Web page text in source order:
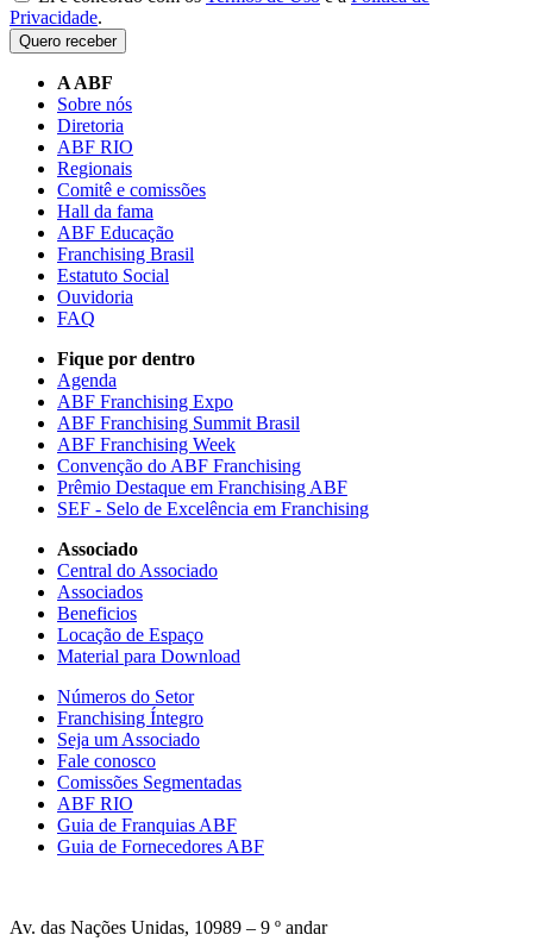
Privacidade.
Quero receber
A ABF
Sobre nós
Diretoria
ABF RIO
Regionais
Comitê e comissões
Hall da fama
ABF Educação
Franchising Brasil
Estatuto Social
Ouvidoria
FAQ
Fique por dentro
Agenda
ABF Franchising Expo
ABF Franchising Summit Brasil
ABF Franchising Week
Convenção do ABF Franchising
Prêmio Destaque em Franchising ABF
SEF - Selo de Excelência em Franchising
Associado
Central do Associado
Associados
Beneficios
Locação de Espaço
Material para Download
Números do Setor
Franchising Íntegro
Seja um Associado
Fale conosco
Comissões Segmentadas
ABF RIO
Guia de Franquias ABF
Guia de Fornecedores ABF
Av. das Nações Unidas, 10989 – 9 º andar